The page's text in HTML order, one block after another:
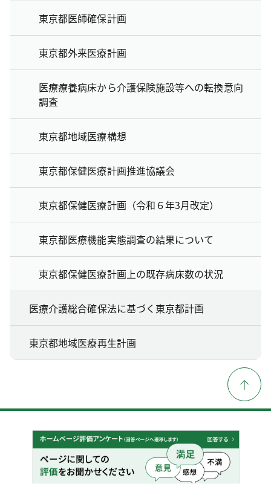
東京都医師確保計画
東京都外来医療計画
医療療養病床から介護保険施設等への転換意向
調査
東京都地域医療構想
東京都保健医療計画推進協議会
東京都保健医療計画（令和６年3月改定）
東京都医療機能実態調査の結果について
東京都保健医療計画上の既存病床数の状況
医療介護総合確保法に基づく東京都計画
東京都地域医療再生計画